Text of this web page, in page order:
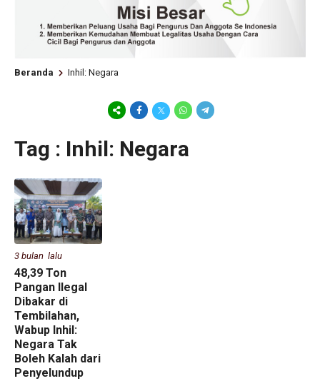
Beranda Inhil: Negara
Tag : Inhil: Negara
3 bulan lalu
48,39 Ton
Pangan Ilegal
Dibakar di
Tembilahan,
Wabup Inhil:
Negara Tak
Boleh Kalah dari
Penyelundup